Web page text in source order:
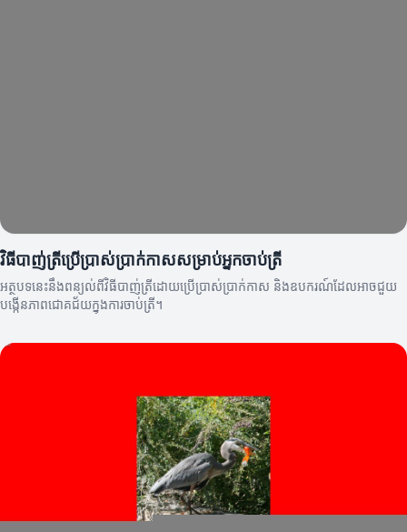
វិធីបាញ់ត្រីប្រើប្រាស់ប្រាក់កាសសម្រាប់អ្នកចាប់ត្រី
អត្ថបទនេះនឹងពន្យល់ពីវិធីបាញ់ត្រីដោយប្រើប្រាស់ប្រាក់កាស និងឧបករណ៍ដែលអាចជួយ
បង្កើនភាពជោគជ័យក្នុងការចាប់ត្រី។